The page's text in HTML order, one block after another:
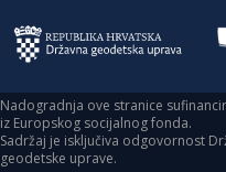
Nadogradnja ove stranice
iz Europskog socijalnog fonda.
Sadržaj je isključiva odgovornost
geodetske uprave.